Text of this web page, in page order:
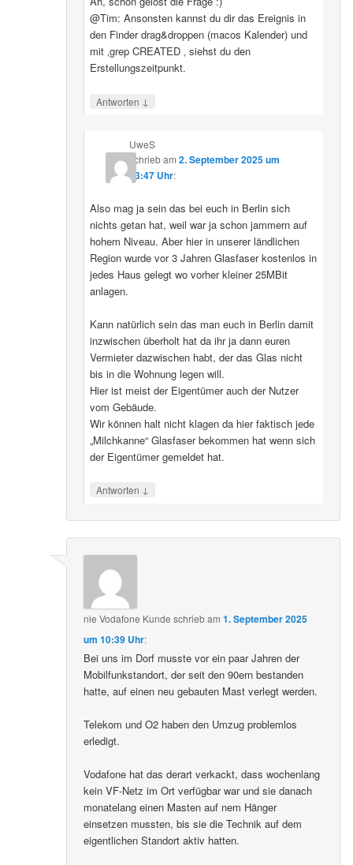
@Tim: Ansonsten kannst du dir das Ereignis in
den Finder drag&droppen (macos Kalender) und
mit ‚grep CREATED ‚ siehst du den
Erstellungszeitpunkt.
Antworten ↓
UweS
schriebam 2. September 2025 um
13:47 Uhr:
Also mag ja sein das bei euch in Berlin sich
nichts getan hat, weil war ja schon jammern auf
hohem Niveau. Aber hier in unserer ländlichen
Region wurde vor 3 Jahren Glasfaser kostenlos in
jedes Haus gelegt wo vorher kleiner 25MBit
anlagen.
Kann natürlich sein das man euch in Berlin damit
inzwischen überholt hat da ihr ja dann euren
Vermieter dazwischen habt, der das Glas nicht
bis in die Wohnung legen will.
Hier ist meist der Eigentümer auch der Nutzer
vom Gebäude.
Wir können halt nicht klagen da hier faktisch jede
„Milchkanne“ Glasfaser bekommen hat wenn sich
der Eigentümer gemeldet hat.
Antworten ↓
nie Vodafone Kunde schriebam1. September 2025
um 10:39 Uhr:
Bei uns im Dorf musste vor ein paar Jahren der
Mobilfunkstandort, der seit den 90ern bestanden
hatte, auf einen neu gebauten Mast verlegt werden.
Telekom und O2 haben den Umzug problemlos
erledigt.
Vodafone hat das derart verkackt, dass wochenlang
kein VF-Netz im Ort verfügbar war und sie danach
monatelang einen Masten auf nem Hänger
einsetzen mussten, bis sie die Technik auf dem
eigentlichen Standort aktiv hatten.